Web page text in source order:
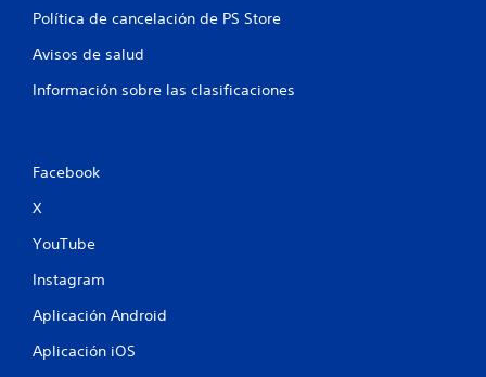
Política de cancelación de PS Store
Avisos de salud
Información sobre las clasificaciones
Facebook
X
YouTube
Instagram
Aplicación Android
Aplicación iOS